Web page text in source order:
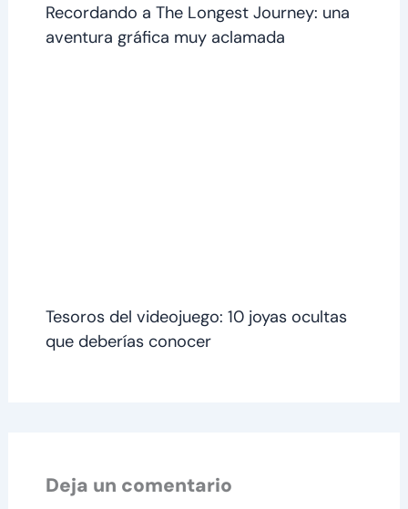
Recordando a The Longest Journey: una
aventura gráfica muy aclamada
Tesoros del videojuego: 10 joyas ocultas
que deberías conocer
Deja un comentario